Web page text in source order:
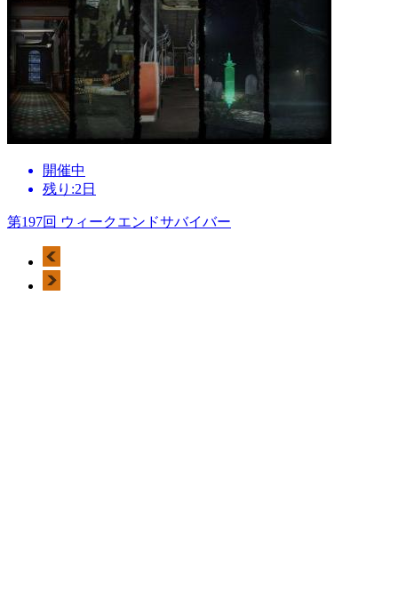
開催中
残り:2日
第197回 ウィークエンドサバイバー